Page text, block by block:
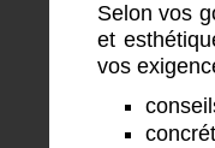
Selon vos
et
vos